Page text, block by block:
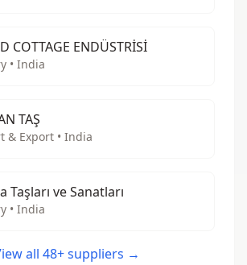
COTTAGE ENDÜSTRİSİ
• India
TAŞ
& Export • India
Taşları ve Sanatları
• India
all 48+ suppliers →